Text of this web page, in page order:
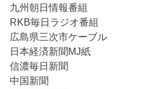
九州朝日情報番組
RKB毎日ラジオ番組
広島県三次市ケーブル
日本経済新聞MJ紙
信濃毎日新聞
中国新聞